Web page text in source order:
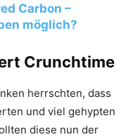
Carbon –
möglich?
Crunchtime
herrschten, dass
und viel gehypten
diese nun der